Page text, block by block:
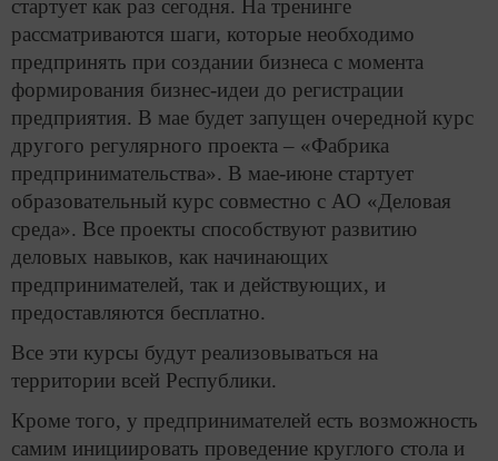
стартует как раз сегодня. На тренинге
рассматриваются шаги, которые необходимо
предпринять при создании бизнеса с момента
формирования бизнес-идеи до регистрации
предприятия. В мае будет запущен очередной курс
другого регулярного проекта – «Фабрика
предпринимательства». В мае-июне стартует
образовательный курс совместно с АО «Деловая
среда». Все проекты способствуют развитию
деловых навыков, как начинающих
предпринимателей, так и действующих, и
предоставляются бесплатно.
Все эти курсы будут реализовываться на
территории всей Республики.
Кроме того, у предпринимателей есть возможность
самим инициировать проведение круглого стола и